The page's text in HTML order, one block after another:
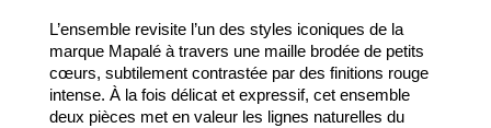
L’ensemble revisite l’un des styles iconiques de la
marque Mapalé à travers une maille brodée de petits
cœurs, subtilement contrastée par des finitions rouge
intense. À la fois délicat et expressif, cet ensemble
deux pièces met en valeur les lignes naturelles du